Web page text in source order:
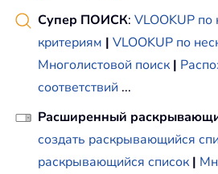
Супер ПОИСК: VLOOKUP по
критериям | VLOOKUP по
Многолистовой поиск |
соответствий ...
Расширенный
создать раскрывающийся
раскрывающийся список |